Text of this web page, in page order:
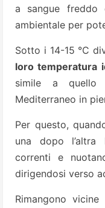
a sangue freddo
ambientale per
Sotto i 14-15 °C
loro temperatura
simile a quello
Mediterraneo in
Per questo,
una dopo l’altra
correnti e
dirigendosi verso
Rimangono